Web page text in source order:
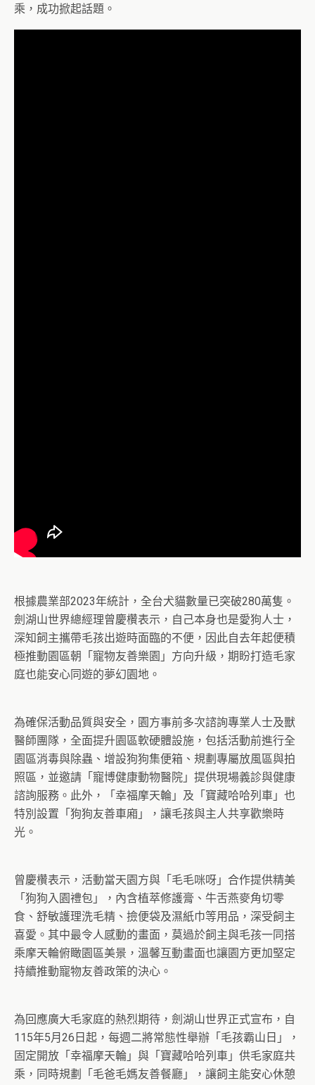
乘，成功掀起話題。
根據農業部2023年統計，全台犬貓數量已突破280萬隻。
劍湖山世界總經理曾慶欑表示，自己本身也是愛狗人士，
深知飼主攜帶毛孩出遊時面臨的不便，因此自去年起便積
極推動園區朝「寵物友善樂園」方向升級，期盼打造毛家
庭也能安心同遊的夢幻園地。
為確保活動品質與安全，園方事前多次諮詢專業人士及獸
醫師團隊，全面提升園區軟硬體設施，包括活動前進行全
園區消毒與除蟲、增設狗狗集便箱、規劃專屬放風區與拍
照區，並邀請「寵博健康動物醫院」提供現場義診與健康
諮詢服務。此外，「幸福摩天輪」及「寶藏哈哈列車」也
特別設置「狗狗友善車廂」，讓毛孩與主人共享歡樂時
光。
曾慶欑表示，活動當天園方與「毛毛咪呀」合作提供精美
「狗狗入園禮包」，內含植萃修護膏、牛舌燕麥角切零
食、舒敏護理洗毛精、撿便袋及濕紙巾等用品，深受飼主
喜愛。其中最令人感動的畫面，莫過於飼主與毛孩一同搭
乘摩天輪俯瞰園區美景，溫馨互動畫面也讓園方更加堅定
持續推動寵物友善政策的決心。
為回應廣大毛家庭的熱烈期待，劍湖山世界正式宣布，自
115年5月26日起，每週二將常態性舉辦「毛孩霸山日」，
固定開放「幸福摩天輪」與「寶藏哈哈列車」供毛家庭共
乘，同時規劃「毛爸毛媽友善餐廳」，讓飼主能安心休憩